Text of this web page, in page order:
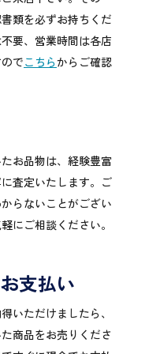
類を必ずお持ちくだ
要、営業時間は各店
でこちらからご確認
お品物は、経験豊富
査定いたします。ご
らないことがござい
にご相談ください。
支払い
いただけましたら、
商品をお売りくださ